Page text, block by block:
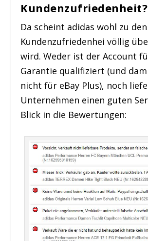
Kundenzufriedenheit?
Da scheint adidas wohl zu
Kundenzufriedenhei völlig
wird. Weder ist der Account
Garantie qualifiziert (und
nicht für eBay Plus), noch
Unternehmen einen guten
Blick in die Bewertungen: